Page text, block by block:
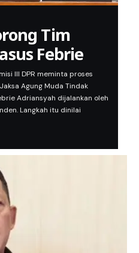
Tim
Febrie
III DPR meminta proses
Agung Muda Tindak
Adriansyah dijalankan oleh
Langkah itu dinilai